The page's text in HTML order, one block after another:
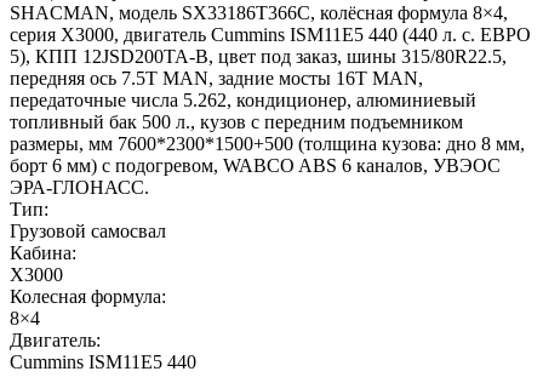
SHACMAN, модель SX33186T366С, колёсная формула 8×4,
серия X3000, двигатель Cummins ISM11E5 440 (440 л. с. ЕВРО
5), КПП 12JSD200TA-В, цвет под заказ, шины 315/80R22.5,
передняя ось 7.5T MAN, задние мосты 16T MAN,
передаточные числа 5.262, кондиционер, алюминиевый
топливный бак 500 л., кузов с передним подъемником
размеры, мм 7600*2300*1500+500 (толщина кузова: дно 8 мм,
борт 6 мм) с подогревом, WABCO ABS 6 каналов, УВЭОС
ЭРА-ГЛОНАСС.
Тип:
Грузовой самосвал
Кабина:
X3000
Колесная формула:
8×4
Двигатель:
Cummins ISM11E5 440